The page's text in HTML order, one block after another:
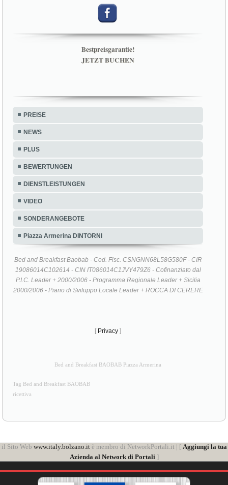
Bestpreisgarantie!
JETZT BUCHEN
PREISE
NEWS
PLUS
BEWERTUNGEN
DIENSTLEISTUNGEN
VIDEO
SONDERANGEBOTE
Piazza Armerina DINTORNI
Bed and Breakfast Baobab - Cod. Fisc. CSNGNN68L58G580F - CIR
19086014C102614 - CIN IT086014C1JVY479Z6 - Cofinanziato dal
P.I.C. Leader + 2000/2006 - Programma Regionale Leader + Sicilia
2000/2006 - Piano di Sviluppo Locale Leader + ROCCA DI CERERE
[ Privacy ]
Bed and Breakfast BAOBAB Piazza Armerina
Tag Bed and Breakfast BAOBAB
ricettiva
il Sito Web www.italy.bolzano.itè membro di NetworkPortali.it | [ Aggiungi la tua
Azienda al Network di Portali ]